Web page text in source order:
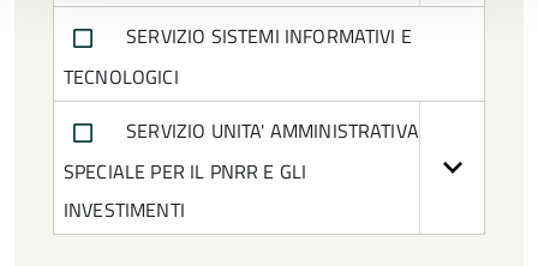
SERVIZIO SISTEMI INFORMATIVI E
TECNOLOGICI
SERVIZIO UNITA' AMMINISTRATIVA
SPECIALE PER IL PNRR E GLI
INVESTIMENTI